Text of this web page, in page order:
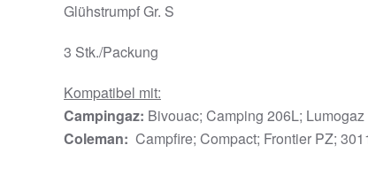
Glühstrumpf Gr. S
3 Stk./Packung
Kompatibel mit:
Campingaz: Bivouac; Camping 206L;
Coleman: Campfire; Compact; Frontier PZ;